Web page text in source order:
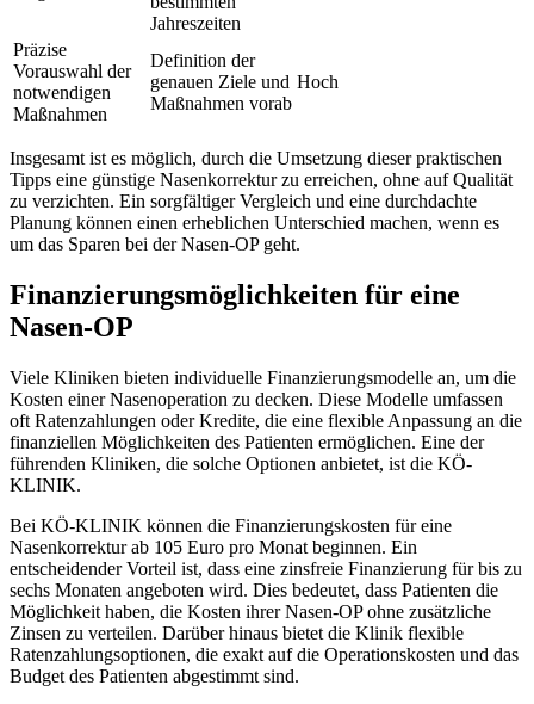
Jahreszeiten
Präzise
Vorauswahl der
notwendigen
Maßnahmen
Definition der
genauen Ziele und
Maßnahmen vorab
Hoch
Insgesamt ist es möglich, durch die Umsetzung dieser praktischen
Tipps eine günstige Nasenkorrektur zu erreichen, ohne auf Qualität
zu verzichten. Ein sorgfältiger Vergleich und eine durchdachte
Planung können einen erheblichen Unterschied machen, wenn es
um das Sparen bei der Nasen-OP geht.
Finanzierungsmöglichkeiten für eine
Nasen-OP
Viele Kliniken bieten individuelle Finanzierungsmodelle an, um die
Kosten einer Nasenoperation zu decken. Diese Modelle umfassen
oft Ratenzahlungen oder Kredite, die eine flexible Anpassung an die
finanziellen Möglichkeiten des Patienten ermöglichen. Eine der
führenden Kliniken, die solche Optionen anbietet, ist die KÖ-
KLINIK.
Bei KÖ-KLINIK können die Finanzierungskosten für eine
Nasenkorrektur ab 105 Euro pro Monat beginnen. Ein
entscheidender Vorteil ist, dass eine zinsfreie Finanzierung für bis zu
sechs Monaten angeboten wird. Dies bedeutet, dass Patienten die
Möglichkeit haben, die Kosten ihrer Nasen-OP ohne zusätzliche
Zinsen zu verteilen. Darüber hinaus bietet die Klinik flexible
Ratenzahlungsoptionen, die exakt auf die Operationskosten und das
Budget des Patienten abgestimmt sind.